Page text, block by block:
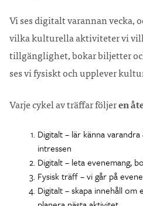
Vi ses digitalt varannan vecka,
vilka kulturella aktiviteter vi
tillgänglighet, bokar biljetter
ses vi fysiskt och upplever
Varje cykel av träffar följeren
Digitalt – lär känna
intressen
Digitalt – leta evenemang,
Fysisk träff – vi går på
Digitalt – skapa innehåll